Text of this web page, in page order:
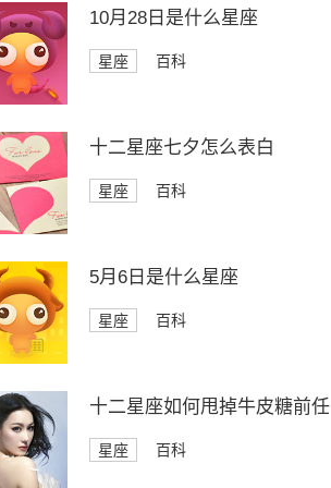
10月28日是什么星座
星座 百科
十二星座七夕怎么表白
星座 百科
5月6日是什么星座
星座 百科
十二星座如何甩掉牛皮糖前任
星座 百科